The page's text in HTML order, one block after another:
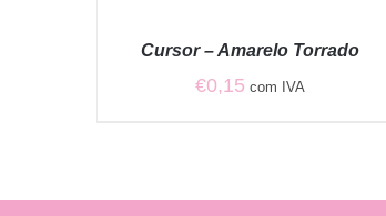
QUICKCursor – Amarelo Torrado
€0,15 com IVA